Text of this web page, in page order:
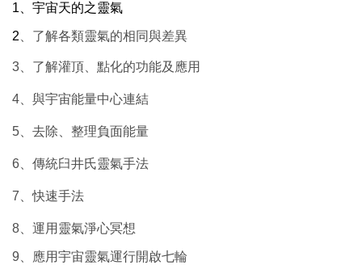
1、宇宙天的之靈氣
2 、了解各類靈氣的相同與差異
3、了解灌頂、點化的功能及應用
4、與宇宙能量中心連結
5、去除、整理負面能量
6、傳統臼井氏靈氣手法
7、快速手法
8、運用靈氣淨心冥想
9、應用宇宙靈氣運行開啟七輪